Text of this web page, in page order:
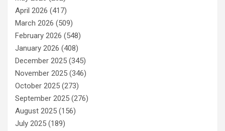
April 2026 (417)
March 2026 (509)
February 2026 (548)
January 2026 (408)
December 2025 (345)
November 2025 (346)
October 2025 (273)
September 2025 (276)
August 2025 (156)
July 2025 (189)